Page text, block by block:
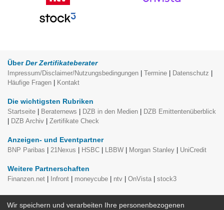
Über Der Zertifikateberater
Impressum/Disclaimer/Nutzungsbedingungen | Termine | Datenschutz |
Häufige Fragen | Kontakt
Die wichtigsten Rubriken
Startseite | Beraternews | DZB in den Medien | DZB Emittentenüberblick
| DZB Archiv | Zertifikate Check
Anzeigen- und Eventpartner
BNP Paribas | 21Nexus | HSBC | LBBW | Morgan Stanley | UniCredit
Weitere Partnerschaften
Finanzen.net | Infront | moneycube | ntv | OnVista | stock3
moneycube Themenspecials, redaktionell erstellt vonDer
Zertifikateberater
Wir speichern und verarbeiten Ihre personenbezogenen